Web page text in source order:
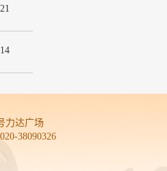
21
14
力达广场
38090326